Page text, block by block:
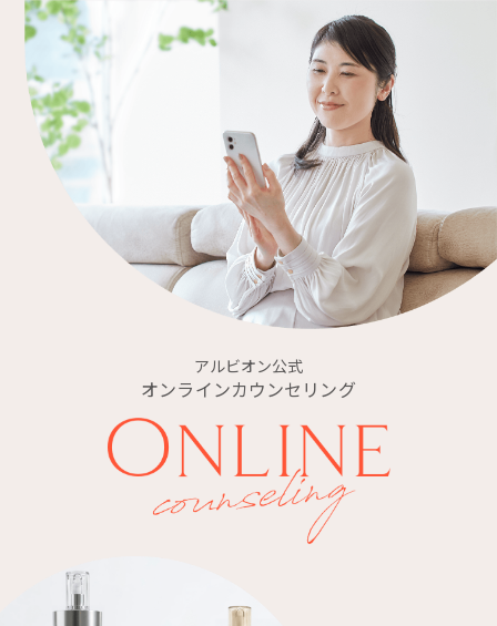
アルビオン公式
オンラインカウンセリング